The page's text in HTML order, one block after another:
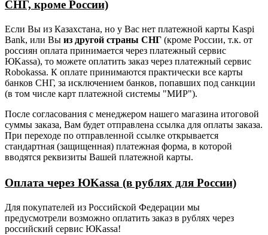
СНГ, кроме России)
Если Вы из Казахстана, но у Вас нет платежной карты Kaspi
Bank, или Вы из другой страны СНГ (кроме России, т.к. от
россиян оплата принимается через платежный сервис
ЮKassa), то можете оплатить заказ через платежный сервис
Robokassa. К оплате принимаются практически все карты
банков СНГ, за исключением банков, попавших под санкции
(в том числе карт платежной системы "МИР").
После согласования с менеджером нашего магазина итоговой
суммы заказа, Вам будет отправлена ссылка для оплаты заказа.
При переходе по отправленной ссылке открывается
стандартная (защищенная) платежная форма, в которой
вводятся реквизиты Вашей платежной карты.
Оплата через ЮKassa (в рублях для России)
Для покупателей из Российской Федерации мы
предусмотрели возможно оплатить заказ в рублях через
российский сервис ЮKassa!